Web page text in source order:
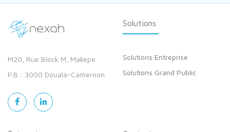
M20, Rue Block M, Makepe
P.B : 3000 Douala-Cameroon
Solutions
Solutions Entreprise
Solutions Grand Public